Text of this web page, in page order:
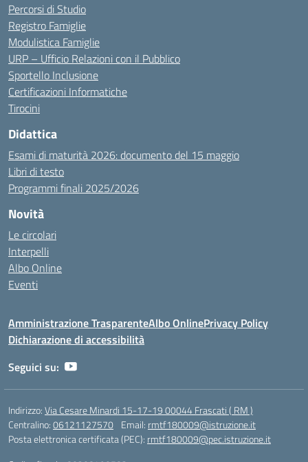
Percorsi di Studio
Registro Famiglie
Modulistica Famiglie
URP – Ufficio Relazioni con il Pubblico
Sportello Inclusione
Certificazioni Informatiche
Tirocini
Didattica
Esami di maturità 2026: documento del 15 maggio
Libri di testo
Programmi finali 2025/2026
Novità
Le circolari
Interpelli
Albo Online
Eventi
Amministrazione TrasparenteAlbo OnlinePrivacy Policy
Dichiarazione di accessibilità
Seguici su:
Indirizzo:Via Cesare Minardi 15-17-19 00044 Frascati ( RM )
Centralino:06121127570 Email: rmtf180009@istruzione.it
Posta elettronica certificata (PEC): rmtf180009@pec.istruzione.it